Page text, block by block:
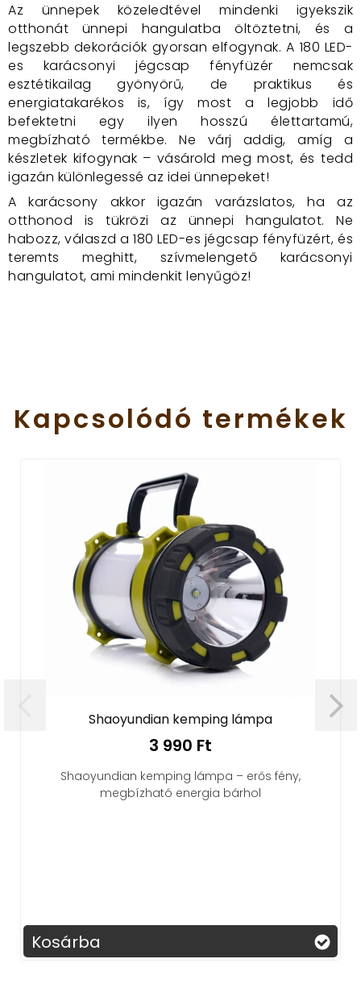
Az ünnepek közeledtével mindenki igyekszik
otthonát ünnepi hangulatba öltöztetni, és a
legszebb dekorációk gyorsan elfogynak. A 180 LED-
es karácsonyi jégcsap fényfüzér nemcsak
esztétikailag gyönyörű, de praktikus és
energiatakarékos is, így most a legjobb idő
befektetni egy ilyen hosszú élettartamú,
megbízható termékbe. Ne várj addig, amíg a
készletek kifogynak – vásárold meg most, és tedd
igazán különlegessé az idei ünnepeket!
A karácsony akkor igazán varázslatos, ha az
otthonod is tükrözi az ünnepi hangulatot. Ne
habozz, válaszd a 180 LED-es jégcsap fényfüzért, és
teremts meghitt, szívmelengető karácsonyi
hangulatot, ami mindenkit lenyűgöz!
Kapcsolódó termékek
Shaoyundian kemping lámpa
3 990 Ft
Shaoyundian kemping lámpa – erős fény,
megbízható energia bárhol
Kosárba